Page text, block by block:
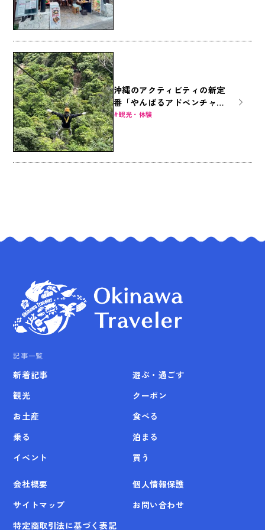
沖縄のアクティビティの新定
番「やんばるアドベンチャー
フィールド」でジップライン
観光・体験
記事一覧
新着記事
観光
お土産
乗る
イベント
遊ぶ・過ごす
クーポン
食べる
泊まる
買う
会社概要
個人情報保護
サイトマップ
お問い合わせ
特定商取引法に基づく表記